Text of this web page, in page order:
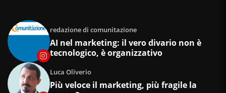
redazione di comunitazione
AI nel marketing: il vero divario non è
tecnologico, è organizzativo
Luca Oliverio
Più veloce il marketing, più fragile la